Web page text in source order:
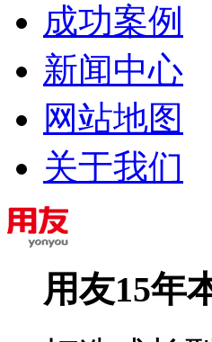
成功案例
新闻中心
网站地图
关于我们
用友15年